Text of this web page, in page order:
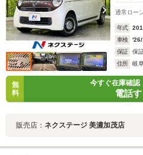
通常ロー
年式
車検
保証
保
住所
岐
無
料
今すぐ在庫確認
電話
販売店： ネクステージ 美濃加茂店